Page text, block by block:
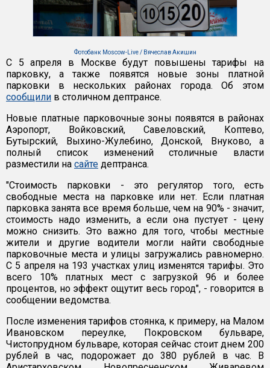
Фотобанк Moscow-Live / Вячеслав Акишин
С 5 апреля в Москве будут повышены тарифы на
парковку, а также появятся новые зоны платной
парковки в нескольких районах города. Об этом
сообщили в столичном дептрансе.
Новые платные парковочные зоны появятся в районах
Аэропорт, Войковский, Савеловский, Коптево,
Бутырский, Выхино-Жулебино, Донской, Внуково, а
полный список изменений столичные власти
разместили на сайте дептранса.
"Стоимость парковки - это регулятор того, есть
свободные места на парковке или нет. Если платная
парковка занята все время больше, чем на 90% - значит,
стоимость надо изменить, а если она пустует - цену
можно снизить. Это важно для того, чтобы местные
жители и другие водители могли найти свободные
парковочные места и улицы загружались равномерно.
С 5 апреля на 193 участках улиц изменятся тарифы. Это
всего 10% платных мест с загрузкой 96 и более
процентов, но эффект ощутит весь город", - говорится в
сообщении ведомства.
После изменения тарифов стоянка, к примеру, на Малом
Ивановском переулке, Покровском бульваре,
Чистопрудном бульваре, которая сейчас стоит днем 200
рублей в час, подорожает до 380 рублей в час. В